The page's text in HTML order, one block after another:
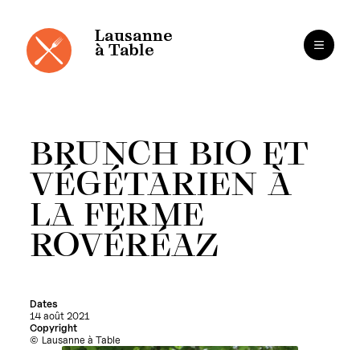
contenu
Lausanne
à Table
BRUNCH BIO ET
VÉGÉTARIEN À
LA FERME
ROVÉRÉAZ
Dates
14 août 2021
Copyright
Lausanne à Table